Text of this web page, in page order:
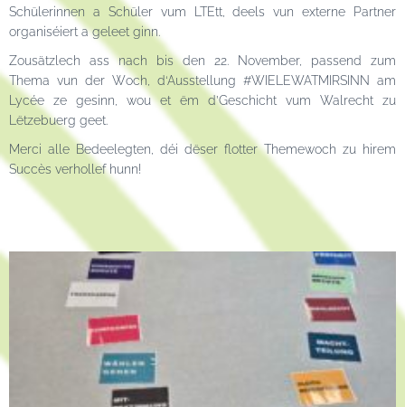
Schülerinnen a Schüler vum LTEtt, deels vun externe Partner
organiséiert a geleet ginn.
Zousätzlech ass nach bis den 22. November, passend zum
Thema vun der Woch, d‘Ausstellung #WIELEWATMIRSINN am
Lycée ze gesinn, wou et ëm d’Geschicht vum Walrecht zu
Lëtzebuerg geet.
Merci alle Bedeelegten, déi dëser flotter Themewoch zu hirem
Succès verhollef hunn!